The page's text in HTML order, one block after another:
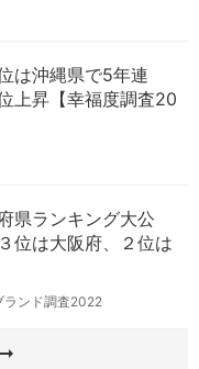
は沖縄県で5年連
上昇【幸福度調査20
県ランキング大公
位は大阪府、２位は
ランド調査2022